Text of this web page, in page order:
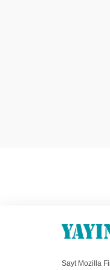
Sayt Mozilla